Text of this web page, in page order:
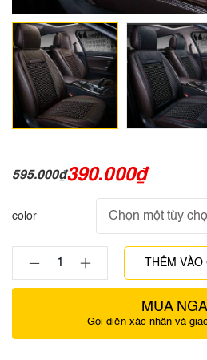
595.000₫390.000₫
color
THÊM
MUA
Gọi điện xác nhận và